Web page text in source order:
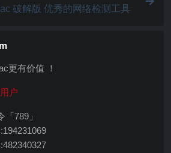
破解版 优秀的网络检测工具
更有价值 ！
户
789」